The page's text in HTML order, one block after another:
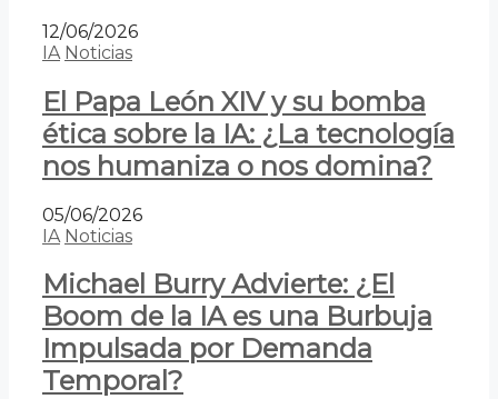
12/06/2026
IA Noticias
El Papa León XIV y su bomba
ética sobre la IA: ¿La tecnología
nos humaniza o nos domina?
05/06/2026
IA Noticias
Michael Burry Advierte: ¿El
Boom de la IA es una Burbuja
Impulsada por Demanda
Temporal?